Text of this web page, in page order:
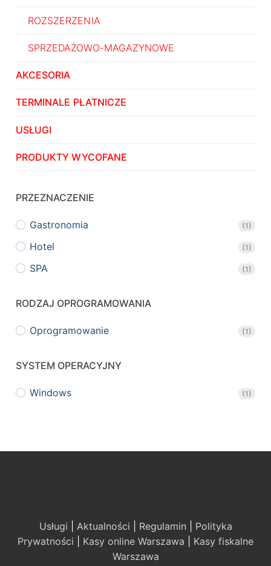
ROZSZERZENIA
SPRZEDAŻOWO-MAGAZYNOWE
AKCESORIA
TERMINALE PŁATNICZE
USŁUGI
PRODUKTY WYCOFANE
PRZEZNACZENIE
Gastronomia (1)
Hotel (1)
SPA (1)
RODZAJ OPROGRAMOWANIA
Oprogramowanie (1)
SYSTEM OPERACYJNY
Windows (1)
Usługi Aktualności Regulamin
Polityka
Prywatności
Kasy online Warszawa
Kasy fiskalne
Warszawa